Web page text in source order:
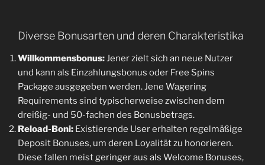
Diverse Bonusarten und deren Charakteristika
Willkommensbonus: Jener zielt sich an neue Nutzer
und kann als Einzahlungsbonus oder Free Spins
Package ausgegeben werden. Jene Wagering
Requirements sind typischerweise zwischen dem
dreißig- und 50-fachen des Bonusbetrags.
Reload-Boni: Existierende User erhalten regelmäßige
Deposit Bonuses, um deren Loyalität zu honorieren.
Diese fallen meist geringer aus als Welcome Bonuses,